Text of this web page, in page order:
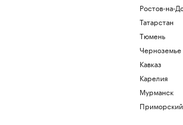
Бывший сотрудник Google запустил
сервис, пародирующий работу чат-
Ростов-на-
Татарстан
Тюмень
Черноземье
Кавказ
Карелия
Мурманск